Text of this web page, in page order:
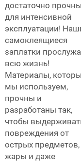
достаточно
для интенсивной
эксплуатации!
самоклеящиеся
заплатки
всю жизнь!
Материалы,
мы используем,
прочны и
разработаны так,
чтобы
повреждения от
острых предметов,
жары и даже